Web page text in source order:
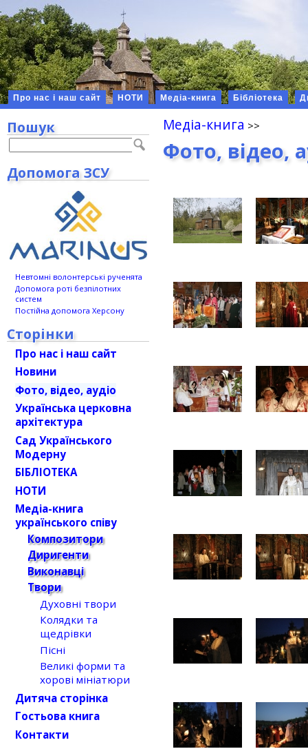
Про нас і наш сайт НОТИ Медіа-книга Бібліотека
Медіа-книга
Фото, відео,
Пошук
Допомога ЗСУ
Невтомні волонтерські рученята
Допомога роті безпілотних
систем
Постійна допомога Херсону
Сторінки
Про нас і наш сайт
Новини
Фото, відео, аудіо
Українська церковна
архітектура
Сад Українського
Модерну
БІБЛІОТЕКА
НОТИ
Медіа-книга
українського співу
Композитори
Диригенти
Виконавці
Твори
Духовні твори
Колядки та
щедрівки
Пісні
Великі форми та
хорові мініатюри
Дитяча сторінка
Гостьова книга
Контакти